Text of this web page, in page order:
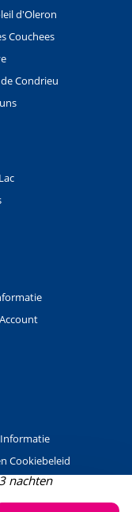
Points © 2012 LINZ
nachten
d'Oleron
Couchees
Condrieu
Cookiebeleid